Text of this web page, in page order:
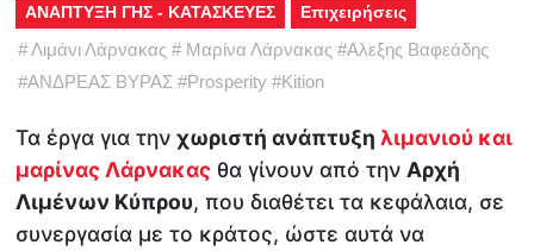
ΑΝΑΠΤΥΞΗ ΓΗΣ - ΚΑΤΑΣΚΕΥΕΣ Επιχειρήσεις
#Λιμάνι Λάρνακας # Μαρίνα Λάρνακας #Αλεξης Βαφεάδης
#ΑΝΔΡΕΑΣ ΒΥΡΑΣ #Prosperity #Kition
Τα έργα για τηνχωριστή ανάπτυξη λιμανιού και
μαρίνας Λάρνακας θα γίνουν από την Αρχή
Λιμένων Κύπρου, που διαθέτει τα κεφάλαια, σε
συνεργασία με το κράτος, ώστε αυτά να